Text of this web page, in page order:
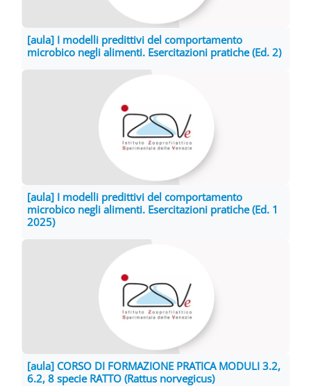
[aula] I modelli predittivi del comportamento
microbico negli alimenti. Esercitazioni pratiche (Ed. 2)
[aula] I modelli predittivi del comportamento
microbico negli alimenti. Esercitazioni pratiche (Ed. 1
2025)
[aula] CORSO DI FORMAZIONE PRATICA MODULI 3.2,
6.2, 8 specie RATTO (Rattus norvegicus)